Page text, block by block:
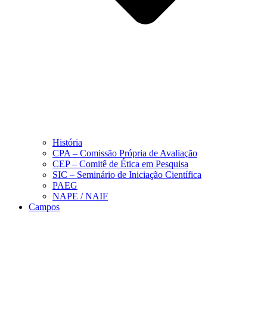
História
CPA – Comissão Própria de Avaliação
CEP – Comitê de Ética em Pesquisa
SIC – Seminário de Iniciação Científica
PAEG
NAPE / NAIF
Campos